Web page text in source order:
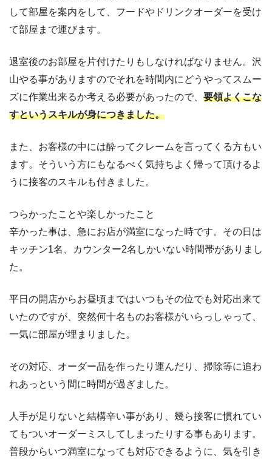
して部屋を案内をして、フードやドリンクオーダーを受け
て部屋まで運びます。
退室後のお部屋を片付けたりもしなければなりません。沢
山やる事がありますのでそれを時間内にどうやってスムー
ズに作業出来るか考える必要があったので、 要領よくこな
すというスキルが身につきました。
また、お客様の中には酔ってクレームを言ってくる方もい
ます。そういう方にもなるべく気持ちよく帰って頂けるよ
うに接客のスキルも付きました。
つらかったことや楽しかったこと
辛かった事は、急にお店が満室になった時です。その日は
キッチン1名、カウンター2名しかいない時間帯がありまし
た。
平日の開店からお昼頃まではいつもその位でも対応出来て
いたのですが、突然何十名ものお客様がいらっしゃって、
一気に部屋が埋まりました。
その対応、オーダー品を作ったり運んだり、掃除等に追わ
れあっという間に時間が過ぎました。
人手が足りないと結構辛い事があり、幾ら接客に慣れてい
てもついオーダーミスしてしまったりする事もあります。
普段からいつ満室になっても対応できるように、気を引き